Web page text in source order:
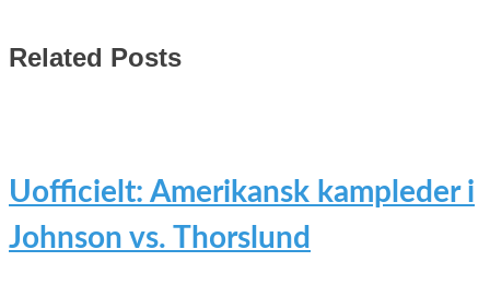
Related Posts
Uofficielt: Amerikansk kampleder i
Johnson vs. Thorslund